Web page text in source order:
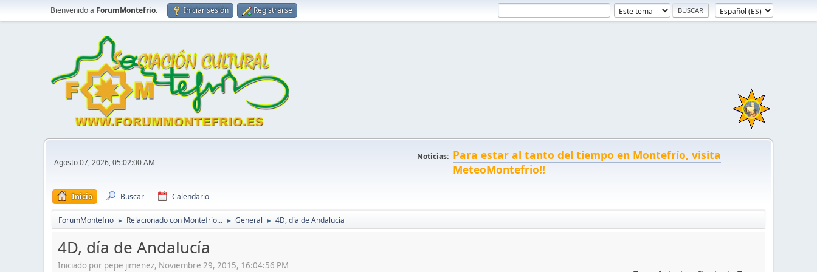
Bienvenido a ForumMontefrio. Iniciar sesión Registrarse
Agosto 07, 2026, 05:02:00 AM
Noticias: Para estar al tanto del tiempo en Montefrío, visita
MeteoMontefrio!!
Inicio Buscar Calendario
ForumMontefrio ► Relacionado con Montefrío... ► General ► 4D, día de Andalucía
4D, día de Andalucía
Iniciado por pepe jimenez, Noviembre 29, 2015, 16:04:56 PM